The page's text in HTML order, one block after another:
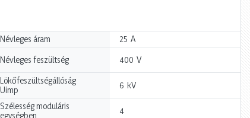
Névleges áram 25 A
Névleges feszültség 400 V
Lökőfeszültségállóság
Uimp
6 kV
Szélesség moduláris
egységben
4